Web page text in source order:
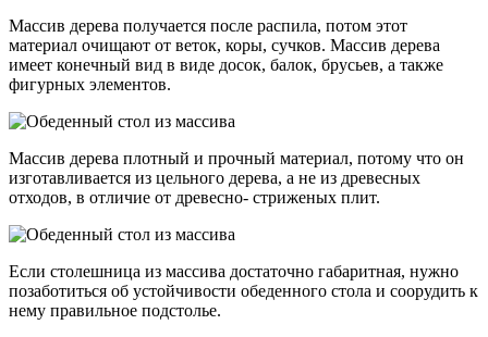
Массив дерева получается после распила, потом этот
материал очищают от веток, коры, сучков. Массив дерева
имеет конечный вид в виде досок, балок, брусьев, а также
фигурных элементов.
Массив дерева плотный и прочный материал, потому что он
изготавливается из цельного дерева, а не из древесных
отходов, в отличие от древесно- стриженых плит.
Если столешница из массива достаточно габаритная, нужно
позаботиться об устойчивости обеденного стола и соорудить к
нему правильное подстолье.